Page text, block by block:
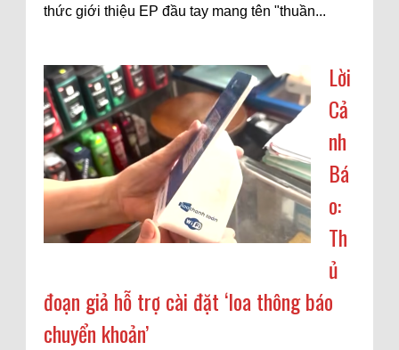
thức giới thiệu EP đầu tay mang tên "thuần...
Lời
Cả
nh
Bá
o:
Th
ủ
đoạn giả hỗ trợ cài đặt ‘loa thông báo
chuyển khoản’